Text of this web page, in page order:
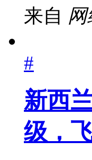
来自
#
新西
级，